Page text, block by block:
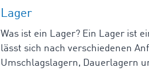
Lager
Was ist ein Lager? Ein Lager ist
lässt sich nach verschiedenen
Umschlagslagern, Dauerlagern